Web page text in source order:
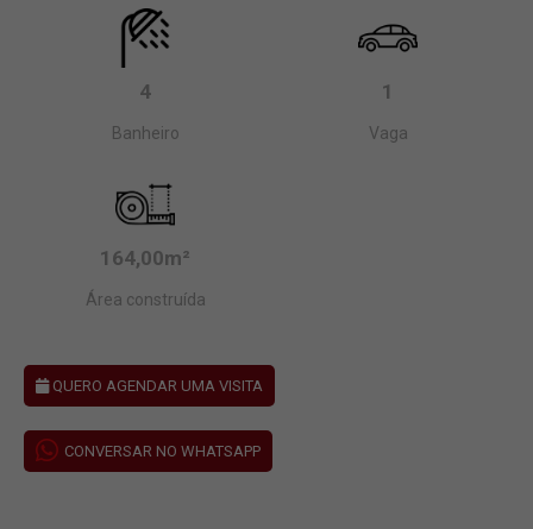
4
Banheiro
1
Vaga
164,00m²
Área construída
QUERO AGENDAR UMA VISITA
CONVERSAR NO WHATSAPP